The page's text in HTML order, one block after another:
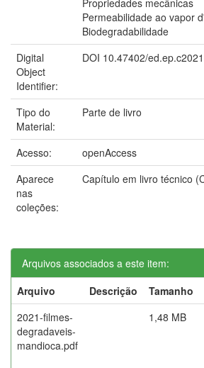
Permeabilidade ao vapor
Biodegradabilidade
Digital
Object
Identifier:
DOI 10.47402/
Tipo do
Material:
Parte de livro
Acesso:
openAccess
Aparece
nas
coleções:
Capítulo em livro técnico
Arquivos associados a este item:
Arquivo
Descrição Tamanho
2021-filmes-
degradaveis-
mandioca.pdf
1,48 MB